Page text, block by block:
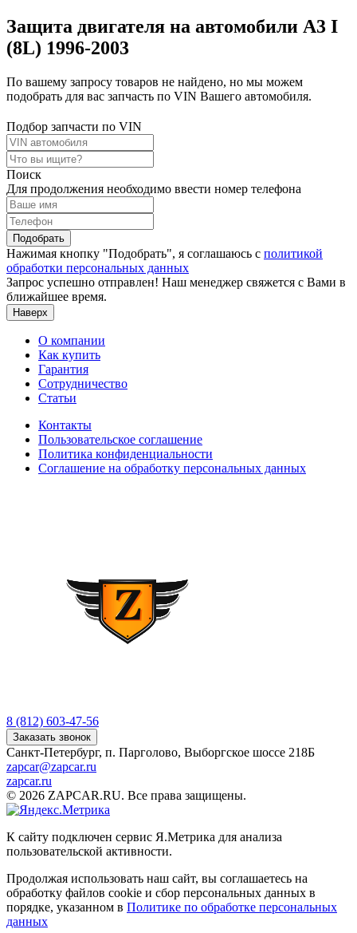
Защита двигателя на автомобили A3 I
(8L) 1996-2003
По вашему запросу товаров не найдено, но мы можем
подобрать для вас запчасть по VIN Вашего автомобиля.
Подбор запчасти по VIN
Поиск
Для продолжения необходимо ввести номер телефона
Подобрать
Нажимая кнопку "Подобрать", я соглашаюсь с политикой
обработки персональных данных
Запрос успешно отправлен! Наш менеджер свяжется с Вами в
ближайшее время.
Наверх
О компании
Как купить
Гарантия
Сотрудничество
Статьи
Контакты
Пользовательское соглашение
Политика конфиденциальности
Соглашение на обработку персональных данных
8 (812) 603-47-56
Заказать звонок
Санкт-Петербург, п. Парголово, Выборгское шоссе 218Б
zapcar@zapcar.ru
zapcar.ru
© 2026 ZAPCAR.RU. Все права защищены.
К сайту подключен сервис Я.Метрика для анализа
пользовательской активности.
Продолжая использовать наш сайт, вы соглашаетесь на
обработку файлов cookie и сбор персональных данных в
порядке, указанном в Политике по обработке персональных
данных